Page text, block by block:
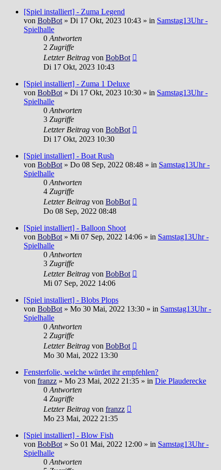
[Spiel installiert] - Zuma Legend
von BobBot» Di 17 Okt, 2023 10:43 » in Samstag13Uhr -
Spielhalle
0Antworten
2 Zugriffe
Letzter Beitrag von BobBot
Di 17 Okt, 2023 10:43
[Spiel installiert] - Zuma 1 Deluxe
von BobBot» Di 17 Okt, 2023 10:30 » in Samstag13Uhr -
Spielhalle
0Antworten
3 Zugriffe
Letzter Beitrag von BobBot
Di 17 Okt, 2023 10:30
[Spiel installiert] - Boat Rush
von BobBot» Do 08 Sep, 2022 08:48 » in Samstag13Uhr -
Spielhalle
0Antworten
4 Zugriffe
Letzter Beitrag von BobBot
Do 08 Sep, 2022 08:48
[Spiel installiert] - Balloon Shoot
von BobBot» Mi 07 Sep, 2022 14:06 » in Samstag13Uhr -
Spielhalle
0Antworten
3 Zugriffe
Letzter Beitrag von BobBot
Mi 07 Sep, 2022 14:06
[Spiel installiert] - Blobs Plops
von BobBot» Mo 30 Mai, 2022 13:30 » in Samstag13Uhr -
Spielhalle
0Antworten
2 Zugriffe
Letzter Beitrag von BobBot
Mo 30 Mai, 2022 13:30
Fensterfolie, welche würdet ihr empfehlen?
von franzz » Mo 23 Mai, 2022 21:35 » in Die Plauderecke
0Antworten
4 Zugriffe
Letzter Beitrag von franzz
Mo 23 Mai, 2022 21:35
[Spiel installiert] - Blow Fish
von BobBot» So 01 Mai, 2022 12:00 » in Samstag13Uhr -
Spielhalle
0Antworten